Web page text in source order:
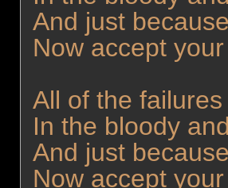
And just
Now accept
All of the
In the bloody
And just
Now accept